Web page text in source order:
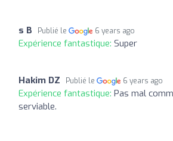
s B Publié le 6 years ago
Expérience fantastique: Super
Hakim DZ Publié le 6 years ago
Expérience fantastique: Pas mal
serviable.